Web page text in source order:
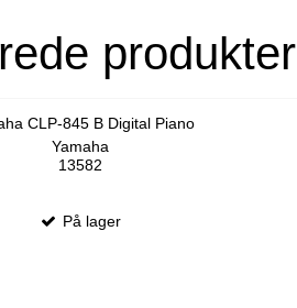
produkter
CLP-845 B Digital Piano
Yamaha
13582
På lager